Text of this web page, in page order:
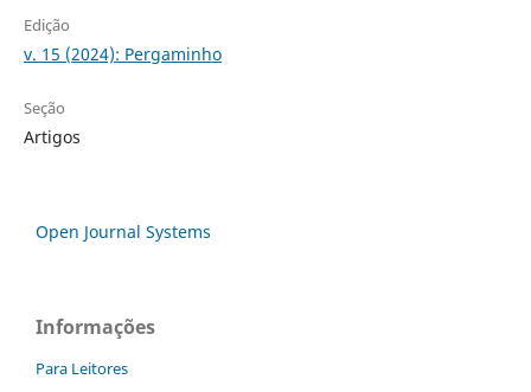
Edição
v. 15 (2024): Pergaminho
Seção
Artigos
Open Journal Systems
Informações
Para Leitores